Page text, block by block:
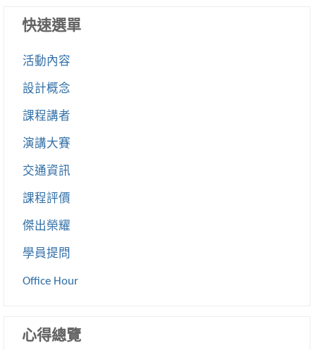
快速選單
活動內容
設計概念
課程講者
演講大賽
交通資訊
課程評價
傑出榮耀
學員提問
Office Hour
心得總覽